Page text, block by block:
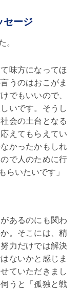
セージ
。
味方になってほ
うのはおこがま
でもいいので、
いです。そうし
会の土台となる
えてもらえてい
かったかもしれ
で人のために行
らいたいです」
あるのにも関わ
。そこには、精
力だけでは解決
ないかと感じま
ていただきまし
うと「孤独と戦